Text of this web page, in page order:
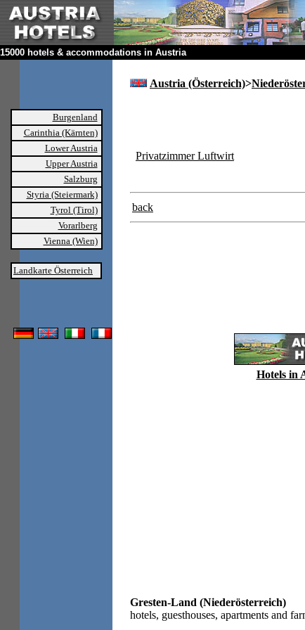
15000 hotels & accommodations in Austria
Burgenland
Carinthia (Kärnten)
Lower Austria
Upper Austria
Salzburg
Styria (Steiermark)
Tyrol (Tirol)
Vorarlberg
Vienna (Wien)
Landkarte Österreich
Austria (Österreich)>
Privatzimmer Luftwirt
back
Hotels in
Gresten-Land (Niederösterreich)
hotels, guesthouses, apartments and